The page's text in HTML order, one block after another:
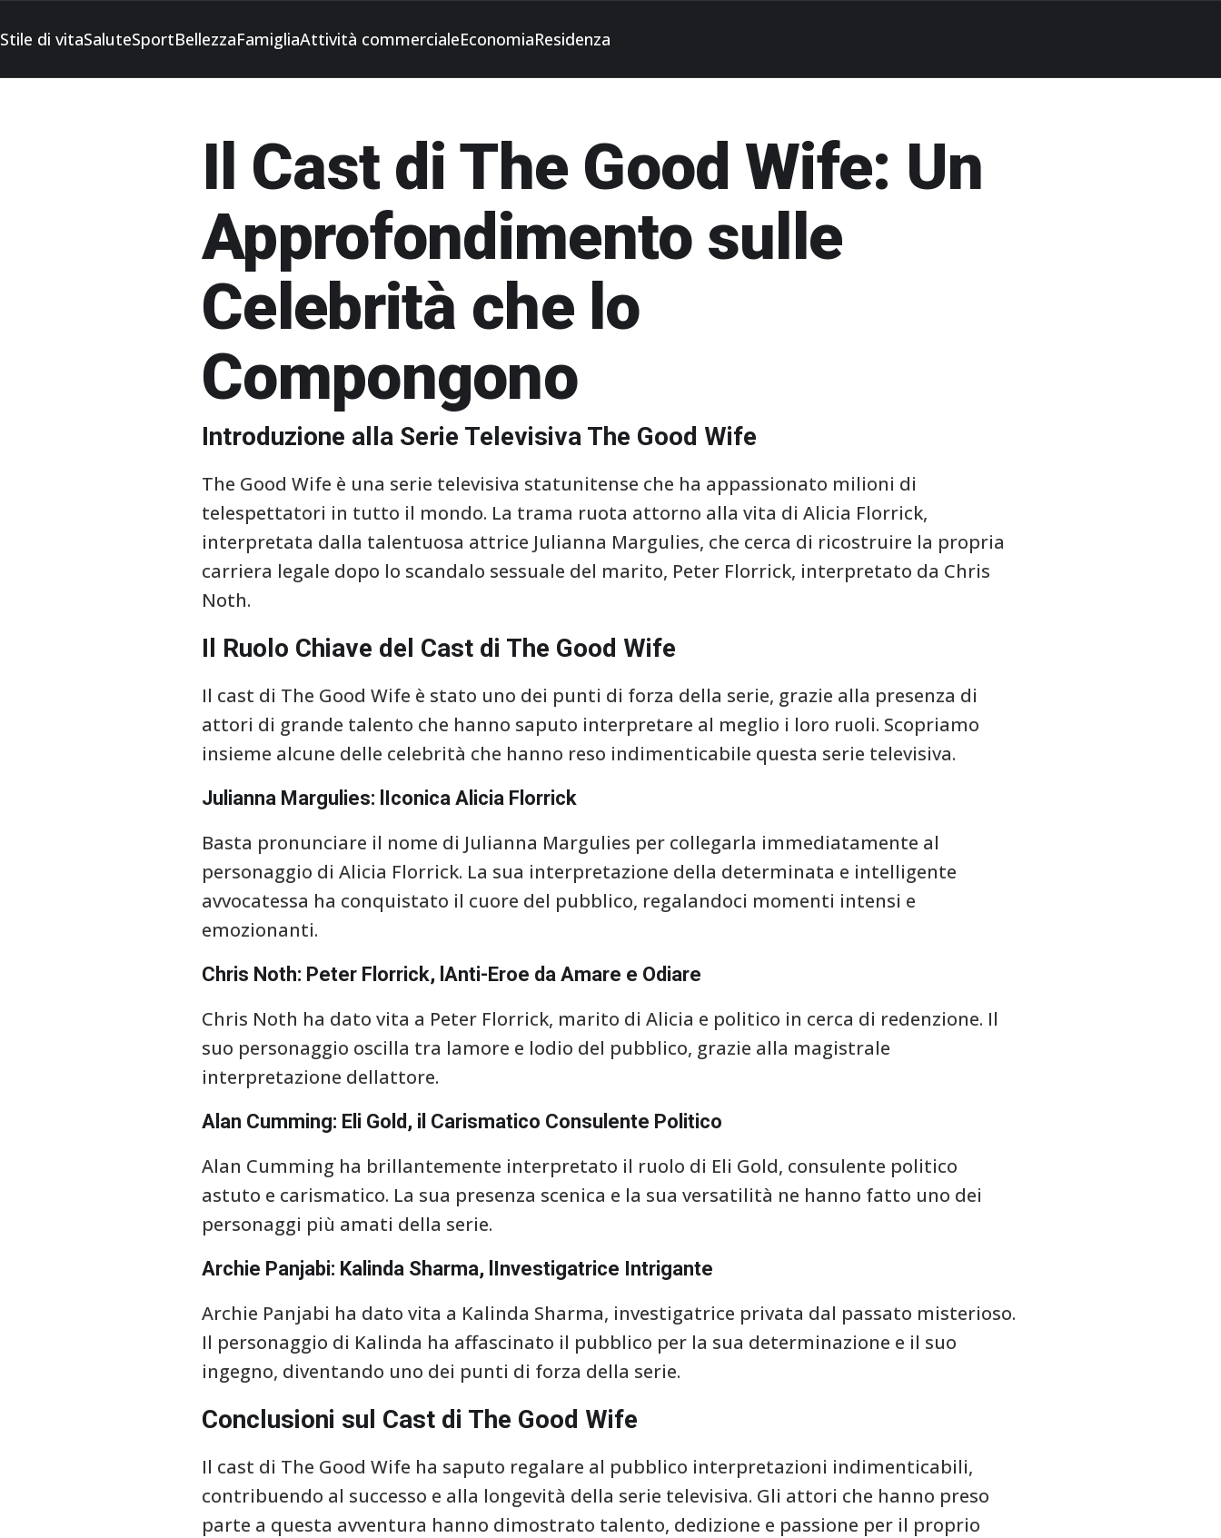
Stile di vitaSaluteSportBellezzaFamigliaAttività commercialeEconomiaResidenza
Il Cast di The Good Wife: Un
Approfondimento sulle
Celebrità che lo
Compongono
Introduzione alla Serie Televisiva The Good Wife
The Good Wife è una serie televisiva statunitense che ha appassionato milioni di
telespettatori in tutto il mondo. La trama ruota attorno alla vita di Alicia Florrick,
interpretata dalla talentuosa attrice Julianna Margulies, che cerca di ricostruire la propria
carriera legale dopo lo scandalo sessuale del marito, Peter Florrick, interpretato da Chris
Noth.
Il Ruolo Chiave del Cast di The Good Wife
Il cast di The Good Wife è stato uno dei punti di forza della serie, grazie alla presenza di
attori di grande talento che hanno saputo interpretare al meglio i loro ruoli. Scopriamo
insieme alcune delle celebrità che hanno reso indimenticabile questa serie televisiva.
Julianna Margulies: lIconica Alicia Florrick
Basta pronunciare il nome di Julianna Margulies per collegarla immediatamente al
personaggio di Alicia Florrick. La sua interpretazione della determinata e intelligente
avvocatessa ha conquistato il cuore del pubblico, regalandoci momenti intensi e
emozionanti.
Chris Noth: Peter Florrick, lAnti-Eroe da Amare e Odiare
Chris Noth ha dato vita a Peter Florrick, marito di Alicia e politico in cerca di redenzione. Il
suo personaggio oscilla tra lamore e lodio del pubblico, grazie alla magistrale
interpretazione dellattore.
Alan Cumming: Eli Gold, il Carismatico Consulente Politico
Alan Cumming ha brillantemente interpretato il ruolo di Eli Gold, consulente politico
astuto e carismatico. La sua presenza scenica e la sua versatilità ne hanno fatto uno dei
personaggi più amati della serie.
Archie Panjabi: Kalinda Sharma, lInvestigatrice Intrigante
Archie Panjabi ha dato vita a Kalinda Sharma, investigatrice privata dal passato misterioso.
Il personaggio di Kalinda ha affascinato il pubblico per la sua determinazione e il suo
ingegno, diventando uno dei punti di forza della serie.
Conclusioni sul Cast di The Good Wife
Il cast di The Good Wife ha saputo regalare al pubblico interpretazioni indimenticabili,
contribuendo al successo e alla longevità della serie televisiva. Gli attori che hanno preso
parte a questa avventura hanno dimostrato talento, dedizione e passione per il proprio